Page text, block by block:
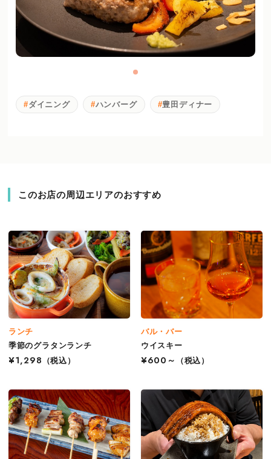
ダイニング ハンバーグ 豊田ディナー
このお店の周辺エリアのおすすめ
ランチ
季節のグラタンランチ
¥1,298
（税込）
バル・バー
ウイスキー
¥600～
（税込）